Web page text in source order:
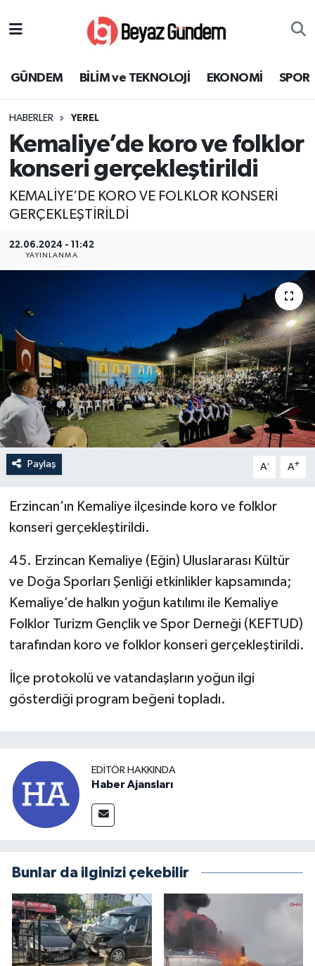
GÜNDEM BİLİM ve TEKNOLOJİ EKONOMİ SPOR
HABERLER YEREL
Kemaliye’de koro ve folklor
konseri gerçekleştirildi
KEMALİYE’DE KORO VE FOLKLOR KONSERİ
GERÇEKLEŞTİRİLDİ
22.06.2024 - 11:42
YAYINLANMA
Paylaş A- A+
Erzincan’ın Kemaliye ilçesinde koro ve folklor
konseri gerçekleştirildi.
45. Erzincan Kemaliye (Eğin) Uluslararası Kültür
ve Doğa Sporları Şenliği etkinlikler kapsamında;
Kemaliye’de halkın yoğun katılımı ile Kemaliye
Folklor Turizm Gençlik ve Spor Derneği (KEFTUD)
tarafından koro ve folklor konseri gerçekleştirildi.
İlçe protokolü ve vatandaşların yoğun ilgi
gösterdiği program beğeni topladı.
EDITÖR HAKKINDA
Haber Ajansları
Bunlar da ilginizi çekebilir
EKONOMİ
SAĞLIK
KÜLTÜR SANAT
YEREL
Süper Lig Puan Durumu ve Fikstür
Tüm Manşetler
Son Dakika Haberleri